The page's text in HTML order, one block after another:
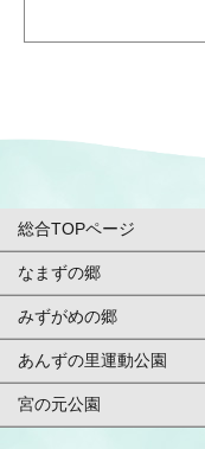
総合TOPページ
総合TOPページ
利用案内・申請
ご予約方法
なまずの郷
TOPページ
基本情報
みずがめの郷
TOPページ
基本情報
あんずの里運動公園
TOPページ
宮の元公園